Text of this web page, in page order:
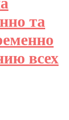
та
всех